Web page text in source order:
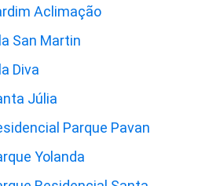
Aclimação
San Martin
Diva
Júlia
Parque Pavan
Yolanda